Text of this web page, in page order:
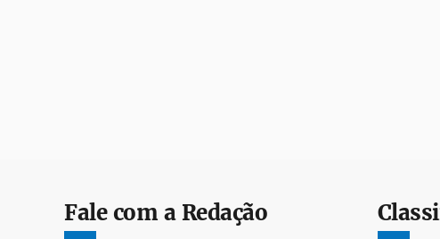
Fale com a Redação